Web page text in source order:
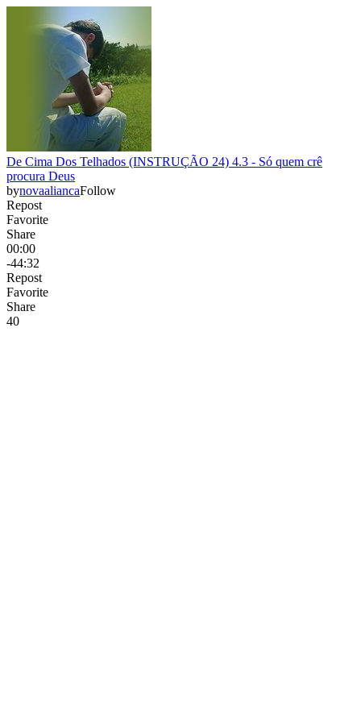
De Cima Dos Telhados (INSTRUÇÃO 24) 4.3 - Só quem crê
procura Deus
bynovaaliancaFollow
Repost
Favorite
Share
00:00
-44:32
Repost
Favorite
Share
40